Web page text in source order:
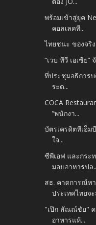
พร้อมเข้าสู่ยุค
คอลเลคที...
ไทยชนะ ของจริ
“เวบ ทีวี เอเซีย
ที่ประชุมอธิการ
ระด...
COCA
“พนักงา...
บัตรเครดิตทีเอ็
ใจ...
ซีพีเอฟ และกระ
มอบอาหารปล
สธ. คาดการณ์ห
ประเทศไทยจ
"เป๊ก สัณณ์ชัย" ค
อาหารแห้...